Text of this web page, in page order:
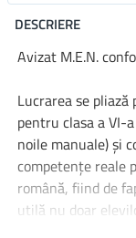
DESCRIERE
Avizat M.E.N.
Lucrarea se
pentru clasa a VI-
noile manuale) și
competenţe reale
română, fiind de
utilă nu doar